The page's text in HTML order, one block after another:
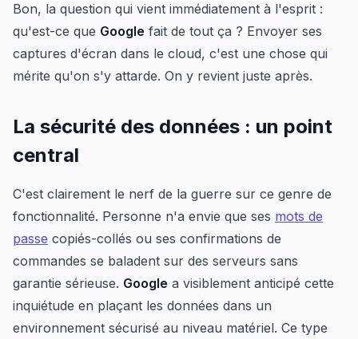
Bon, la question qui vient immédiatement à l'esprit :
qu'est-ce que Google fait de tout ça ? Envoyer ses
captures d'écran dans le cloud, c'est une chose qui
mérite qu'on s'y attarde. On y revient juste après.
La sécurité des données : un point
central
C'est clairement le nerf de la guerre sur ce genre de
fonctionnalité. Personne n'a envie que ses mots de
passe copiés-collés ou ses confirmations de
commandes se baladent sur des serveurs sans
garantie sérieuse. Google a visiblement anticipé cette
inquiétude en plaçant les données dans un
environnement sécurisé au niveau matériel. Ce type